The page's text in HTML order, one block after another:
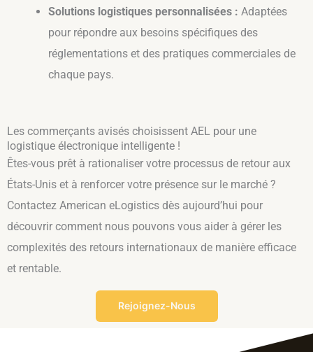
Solutions logistiques personnalisées :Adaptées
pour répondre aux besoins spécifiques des
réglementations et des pratiques commerciales de
chaque pays.
Les commerçants avisés choisissent AEL pour une
logistique électronique intelligente !
Êtes-vous prêt à rationaliser votre processus de retour aux
États-Unis et à renforcer votre présence sur le marché ?
Contactez American eLogistics dès aujourd’hui pour
découvrir comment nous pouvons vous aider à gérer les
complexités des retours internationaux de manière efficace
et rentable.
Rejoignez-Nous